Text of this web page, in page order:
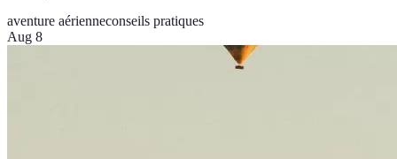
aventure aérienneconseils pratiques
Aug 8